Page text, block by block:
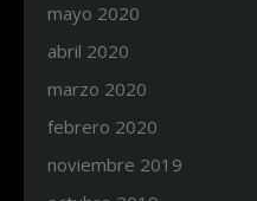
mayo 2020
abril 2020
marzo 2020
febrero 2020
noviembre 2019